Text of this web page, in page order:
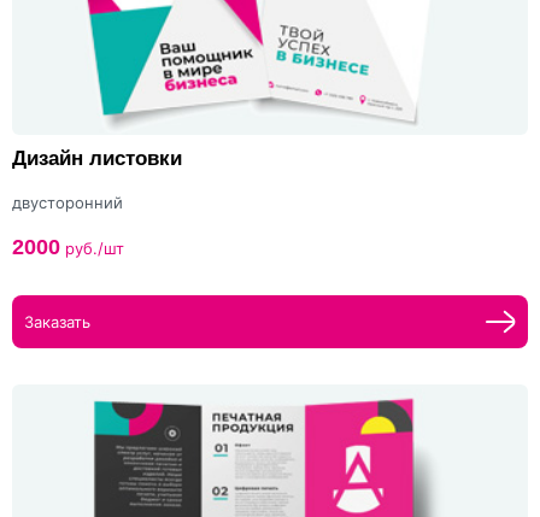
Дизайн листовки
двусторонний
2000 руб./шт
Заказать